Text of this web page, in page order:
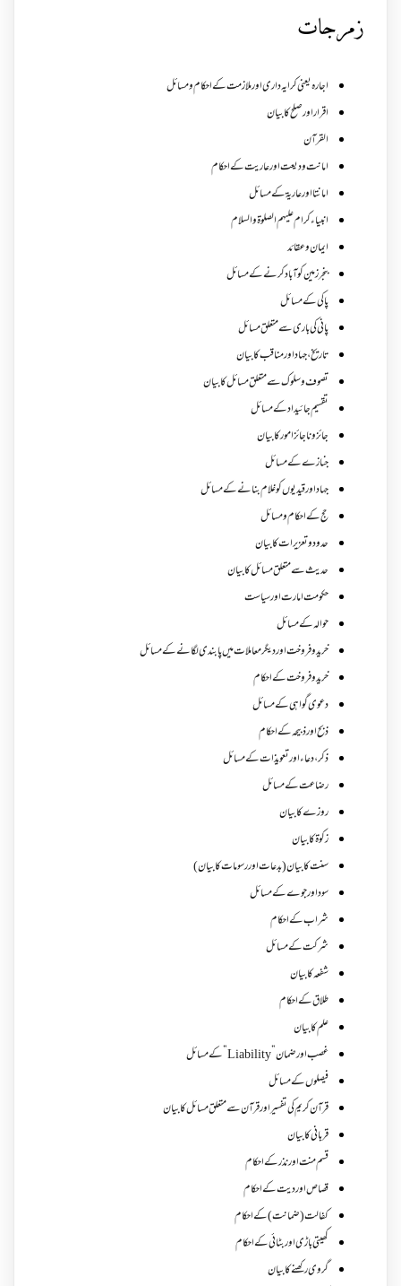
زمرجات
اجارہ یعنی کرایہ داری اور ملازمت کے احکام و مسائل
اقرار اور صلح کا بیان
القرآن
امانت ودیعت اورعاریت کے احکام
امانتا اور عاریة کے مسائل
انبیاء کرام علیہم الصلوۃ والسلام
ایمان وعقائد
بنجر زمین کو آباد کرنے کے مسائل
پاکی کے مسائل
پانی کی باری سے متعلق مسائل
تاریخ،جہاد اور مناقب کا بیان
تصوف و سلوک سے متعلق مسائل کا بیان
تقسیم جائیداد کے مسائل
جائز و ناجائزامور کا بیان
جنازے کےمسائل
جہاد اور قیدیوں کو غلام بنانے کے مسائل
حج کے احکام ومسائل
حدود و تعزیرات کا بیان
حدیث سے متعلق مسائل کا بیان
حکومت امارت اور سیاست
حوالہ کے مسائل
خرید و فروخت اور دیگر معاملات میں پابندی لگانے کے مسائل
خرید و فروخت کے احکام
دعوی گواہی کے مسائل
ذبح اور ذبیحہ کے احکام
ذکر،دعاء اور تعویذات کے مسائل
رضاعت کے مسائل
روزے کا بیان
زکوة کابیان
سنت کا بیان (بدعات اور رسومات کا بیان)
سود اور جوے کے مسائل
شراب کے احکام
شرکت کے مسائل
شفعہ کا بیان
طلاق کے احکام
علم کا بیان
غصب اورضمان”Liability” کے مسائل
فیصلوں کے مسائل
قرآن کریم کی تفسیر اور قرآن سے متعلق مسائل کا بیان
قربانی کا بیان
قسم منت اور نذر کے احکام
قصاص اور دیت کے احکام
کفالت (ضمانت) کے احکام
کھیتی باڑی اور بٹائی کے احکام
گروی رکھنے کا بیان